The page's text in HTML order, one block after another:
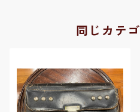
同じカテ